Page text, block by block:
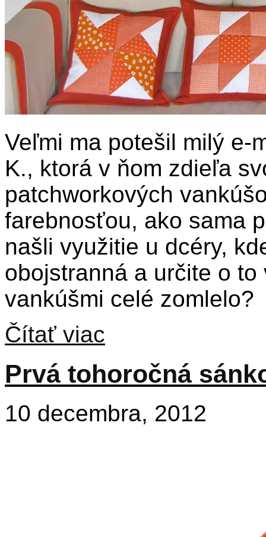
Veľmi ma potešil milý e-
K., ktorá v ňom zdieľa
patchworkových
farebnosťou, ako sama
našli využitie u dcéry,
obojstranná a určite o
vankúšmi celé zomlelo?
Čítať viac
Prvá tohoročná
10 decembra, 2012